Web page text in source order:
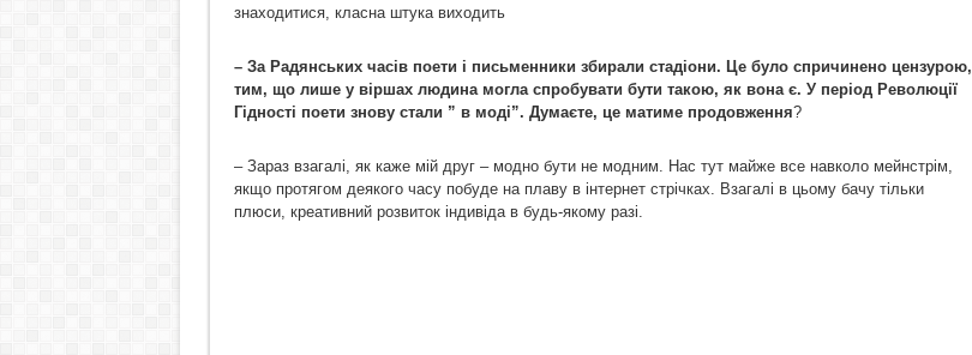
знаходитися, класна штука виходить
– За Радянських часів поети і письменники збирали стадіони. Це було спричинено цензурою,
тим, що лише у віршах людина могла спробувати бути такою, як вона є. У період Революції
Гідності поети знову стали ” в моді”. Думаєте, це матиме продовження?
– Зараз взагалі, як каже мій друг – модно бути не модним. Нас тут майже все навколо мейнстрім,
якщо протягом деякого часу побуде на плаву в інтернет стрічках. Взагалі в цьому бачу тільки
плюси, креативний розвиток індивіда в будь-якому разі.